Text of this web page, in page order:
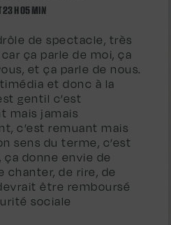
23 H 05 MIN
de spectacle, très
ça parle de moi, ça
et ça parle de nous.
et donc à la
gentil c’est
mais jamais
c’est remuant mais
sens du terme, c’est
ça donne envie de
chanter, de rire, de
être remboursé
sociale